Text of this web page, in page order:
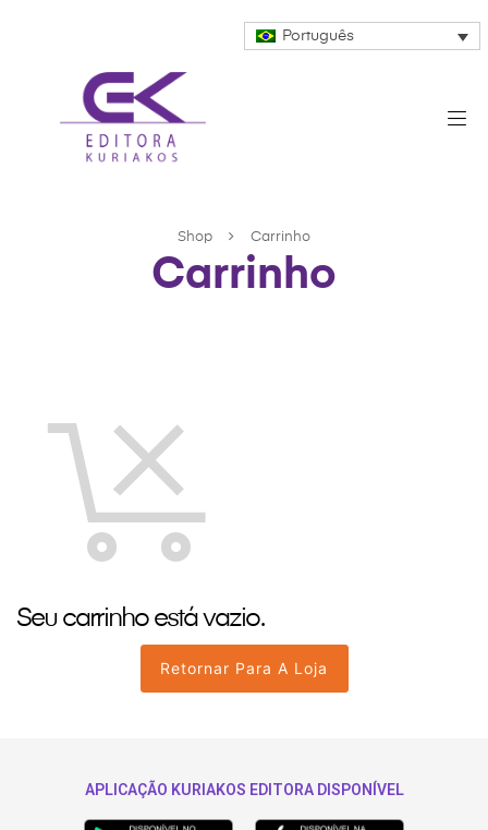
Português
Shop Carrinho
Carrinho
Seu carrinho está vazio.
Retornar Para A Loja
APLICAÇÃO KURIAKOS EDITORA DISPONÍVEL